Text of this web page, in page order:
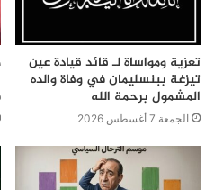
تعزية ومواساة لـ قائد قيادة عين
تيزغة ببنسليمان في وفاة والده
المشمول برحمة الله
الجمعة 7 أغسطس 2026